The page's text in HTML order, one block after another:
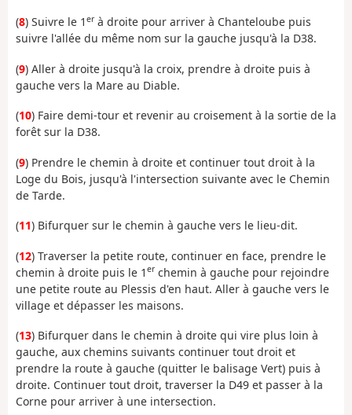
(8) Suivre le 1 er à droite pour arriver à Chanteloube puis
suivre l'allée du même nom sur la gauche jusqu'à la D38.
(9) Aller à droite jusqu'à la croix, prendre à droite puis à
gauche vers la Mare au Diable.
(10) Faire demi-tour et revenir au croisement à la sortie de la
forêt sur la D38.
(9) Prendre le chemin à droite et continuer tout droit à la
Loge du Bois, jusqu'à l'intersection suivante avec le Chemin
de Tarde.
(11) Bifurquer sur le chemin à gauche vers le lieu-dit.
(12) Traverser la petite route, continuer en face, prendre le
chemin à droite puis le 1 er chemin à gauche pour rejoindre
une petite route au Plessis d'en haut. Aller à gauche vers le
village et dépasser les maisons.
(13) Bifurquer dans le chemin à droite qui vire plus loin à
gauche, aux chemins suivants continuer tout droit et
prendre la route à gauche (quitter le balisage Vert) puis à
droite. Continuer tout droit, traverser la D49 et passer à la
Corne pour arriver à une intersection.